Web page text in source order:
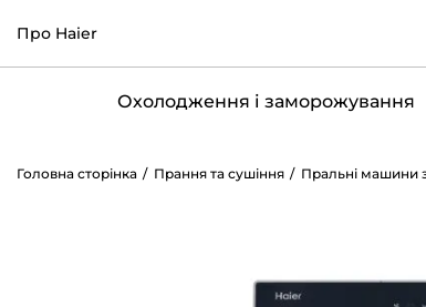
Про Haier
Охолодження і заморожування
Головна сторінка Прання та сушіння Пральні машини